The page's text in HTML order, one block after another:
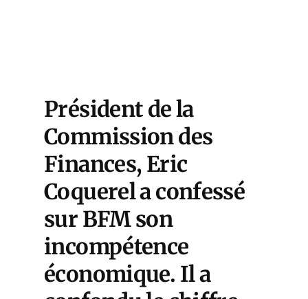
Président de la
Commission des
Finances, Eric
Coquerel a confessé
sur BFM son
incompétence
économique. Il a